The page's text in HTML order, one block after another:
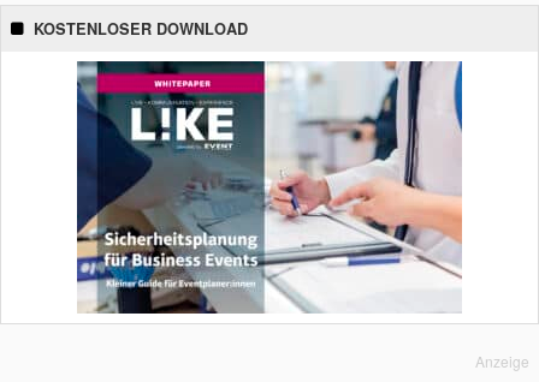
KOSTENLOSER DOWNLOAD
Anzeige